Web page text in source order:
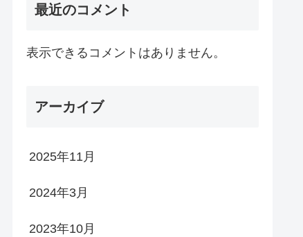
最近のコメント
表示できるコメントはありません。
アーカイブ
2025年11月
2024年3月
2023年10月